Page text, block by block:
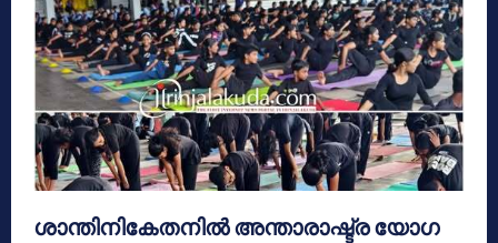
ശാന്തിനികേതനിൽ അന്താരാഷ്ട്ര യോഗ